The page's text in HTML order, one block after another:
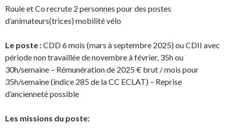
Roule et Co recrute 2 personnes pour des postes
d’animateurs(trices) mobilité vélo
Le poste :CDD 6 mois (mars à septembre 2025) ou CDII avec
période non travaillée de novembre à février, 35h ou
30h/semaine – Rémunération de 2025 € brut / mois pour
35h/semaine (indice 285 de la CC ECLAT) – Reprise
d’ancienneté possible
Les missions du poste: